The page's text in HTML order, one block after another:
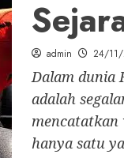
admin 24/11/
Dalam dunia
adalah
hanya satu